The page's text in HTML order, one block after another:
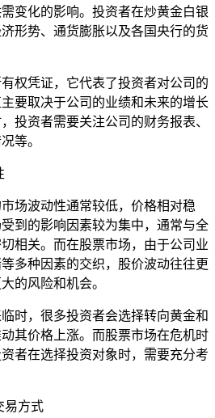
变化的影响。投资者在炒黄金白银
形势、通货膨胀以及各国央行的货
权凭证，它代表了投资者对公司的
要取决于公司的业绩和未来的增长
投资者需要关注公司的财务报表、
等。
场波动性通常较低，价格相对稳
到的影响因素较为集中，通常与全
相关。而在股票市场，由于公司业
多种因素的交织，股价波动往往更
的风险和机会。
时，很多投资者会选择转向黄金和
其价格上涨。而股票市场在危机时
者在选择投资对象时，需要充分考
易方式